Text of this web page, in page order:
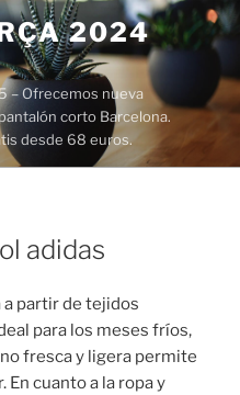
2024
– Ofrecemos nueva
corto Barcelona.
desde 68 euros.
adidas
partir de tejidos
para los meses fríos,
fresca y ligera permite
En cuanto a la ropa y